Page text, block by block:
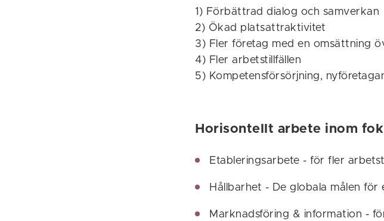
1) Förbättrad dialog och samverkan
2) Ökad platsattraktivitet
3) Fler företag med en omsättning
4) Fler arbetstillfällen
5) Kompetensförsörjning,
Horisontellt arbete inom
Etableringsarbete - för fler
Hållbarhet - De globala målen för
Marknadsföring & information -